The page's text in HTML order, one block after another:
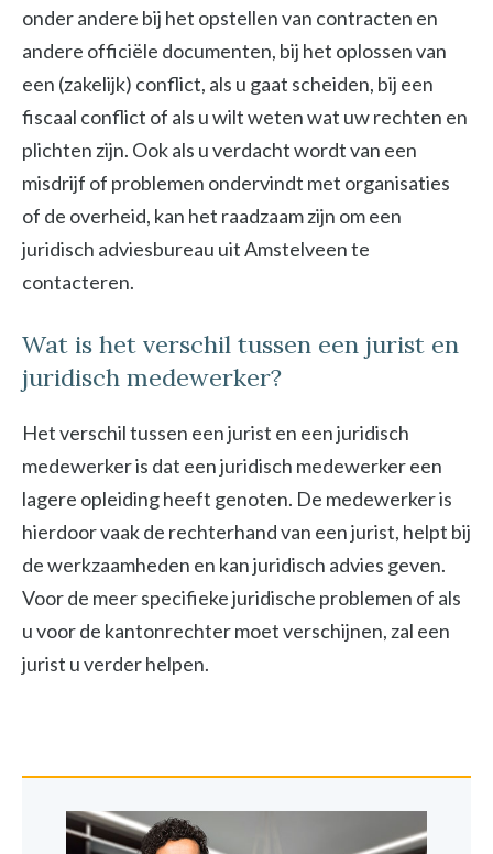
onder andere bij het opstellen van contracten en
andere officiële documenten, bij het oplossen van
een (zakelijk) conflict, als u gaat scheiden, bij een
fiscaal conflict of als u wilt weten wat uw rechten en
plichten zijn. Ook als u verdacht wordt van een
misdrijf of problemen ondervindt met organisaties
of de overheid, kan het raadzaam zijn om een
juridisch adviesbureau uit Amstelveen te
contacteren.
Wat is het verschil tussen een jurist en
juridisch medewerker?
Het verschil tussen een jurist en een juridisch
medewerker is dat een juridisch medewerker een
lagere opleiding heeft genoten. De medewerker is
hierdoor vaak de rechterhand van een jurist, helpt bij
de werkzaamheden en kan juridisch advies geven.
Voor de meer specifieke juridische problemen of als
u voor de kantonrechter moet verschijnen, zal een
jurist u verder helpen.